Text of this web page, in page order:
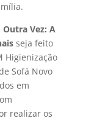
Vez: A
seja feito
Higienização
Sofá Novo
em
realizar os